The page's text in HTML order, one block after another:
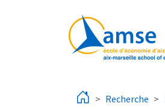
Recherche